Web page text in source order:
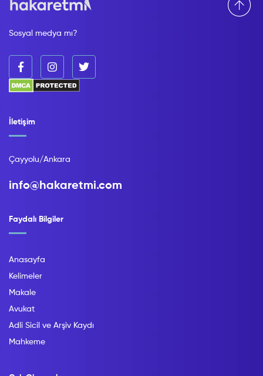
Sosyal medya mı?
Faydalı Bilgiler
Anasayfa
Kelimeler
Makale
Avukat
Adli Sicil ve Arşiv Kaydı
Mahkeme
İletişim
Çayyolu/Ankara
info@hakaretmi.com